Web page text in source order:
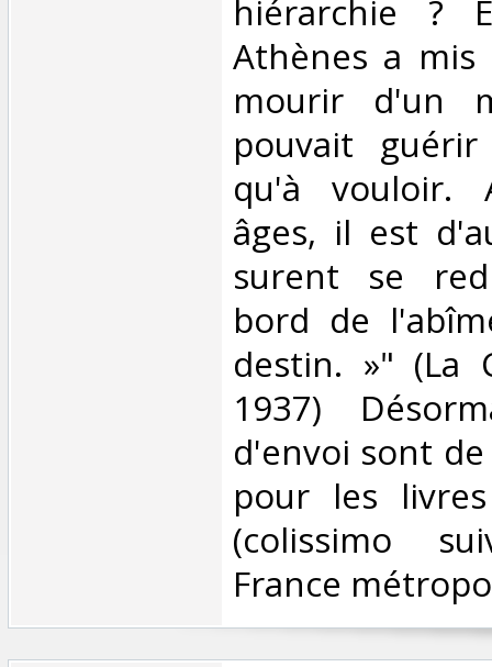
hiérarchie ?
Athènes a mis
mourir d'un
pouvait
qu'à vouloir.
âges, il est
surent se
bord de
destin. »" (La
1937)
d'envoi sont
pour les
(colissimo
France